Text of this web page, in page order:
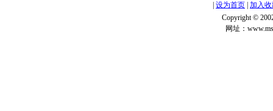
设为首页 加入
Copyright ©
网址：